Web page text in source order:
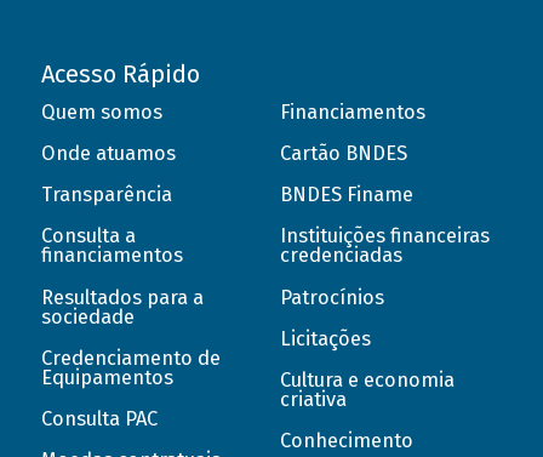
Acesso Rápido
Quem somos
Onde atuamos
Transparência
Consulta a
financiamentos
Resultados para a
sociedade
Credenciamento de
Equipamentos
Consulta PAC
Financiamentos
Cartão BNDES
BNDES Finame
Instituições financeiras
credenciadas
Patrocínios
Licitações
Cultura e economia
criativa
Conhecimento